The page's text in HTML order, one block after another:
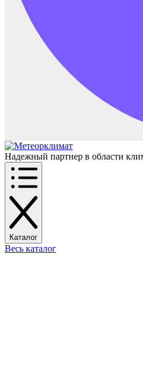
Надежный партнер в области
Каталог
Весь каталог